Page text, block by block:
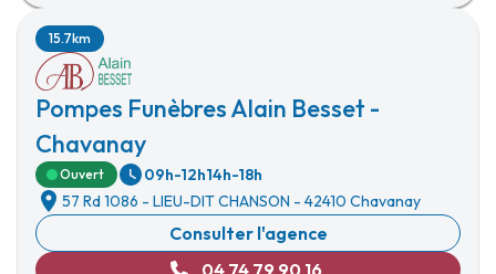
Pompes Funèbres Alain Besset -
Chavanay
15.7km
Ouvert 09h-12h14h-18h
57 Rd 1086 - LIEU-DIT CHANSON - 42410 Chavanay
Consulter l'agence
04 74 79 90 16